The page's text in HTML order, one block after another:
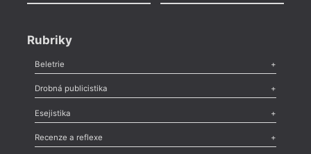
Rubriky
Beletrie
Poezie,Próza,Dokumenty
Drobná publicistika
Odlesk
Nekrolog,Glosa,Sloupek,Pozvánka,Literární soutěž,
Esejistika
Esej ,Pádlo,Úvaha
Recenze a reflexe